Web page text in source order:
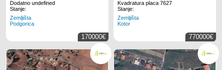
Dodatno undefined
Stanje:
Zemljišta
Podgorica
170000€
Kvadratura placa 7627
Stanje:
Zemljišta
Kotor
770000€